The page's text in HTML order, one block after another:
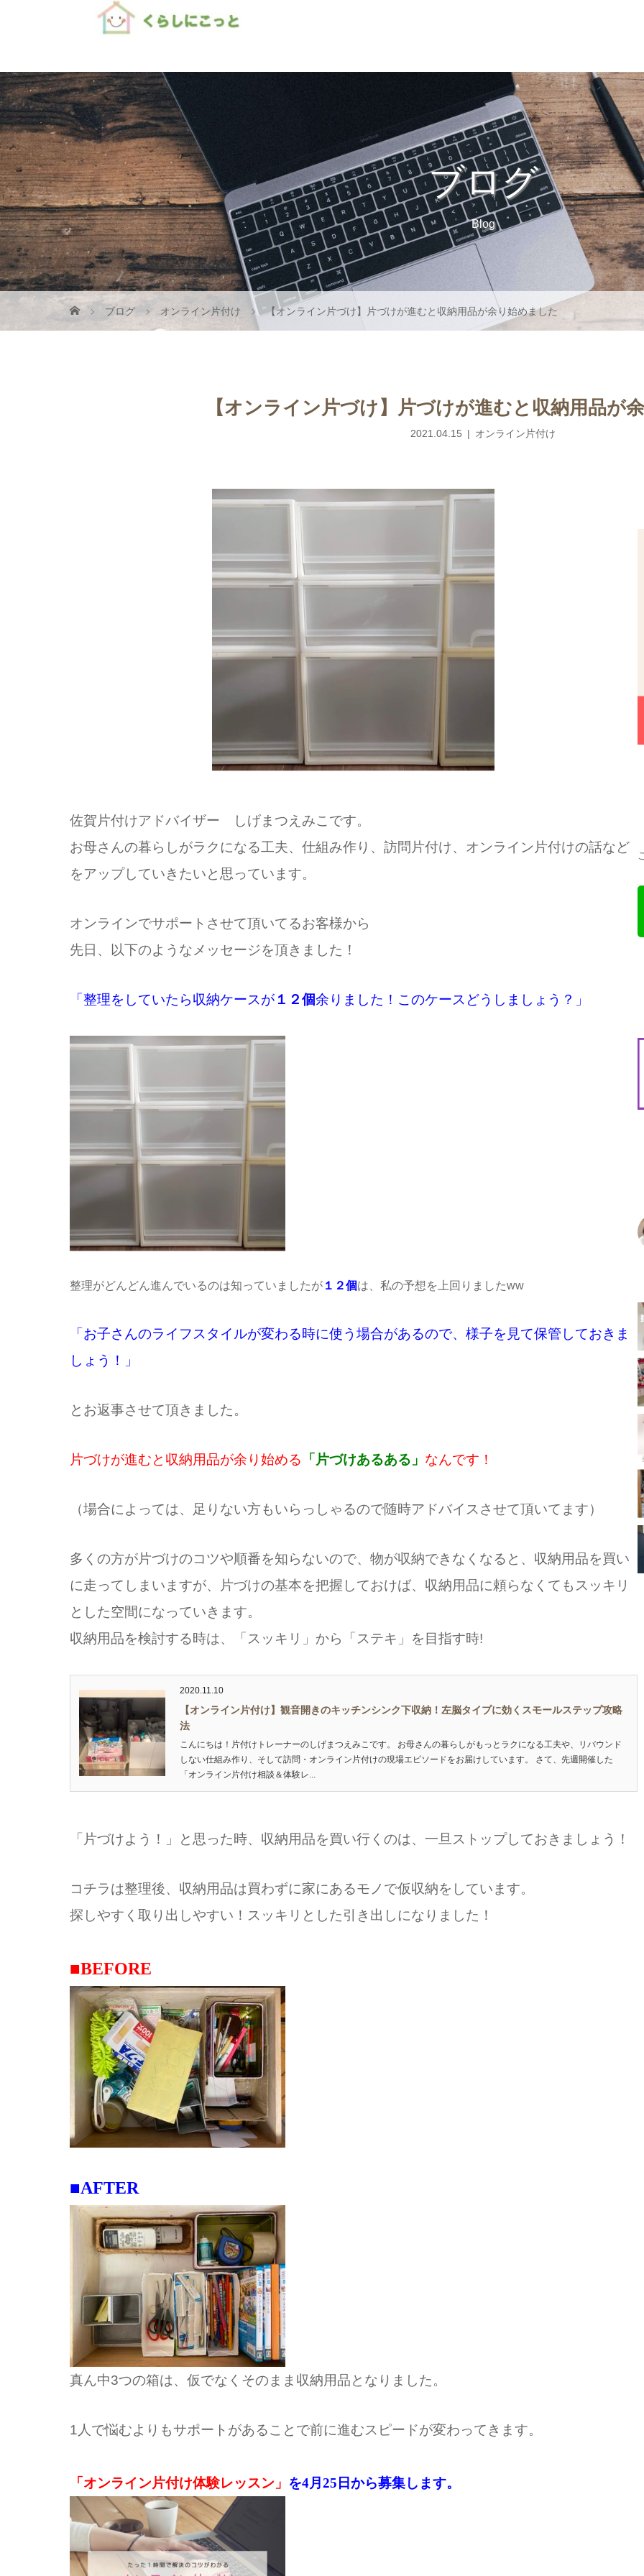
料金 オンライ
ブログ
Blog
ブログ オンライン片付け 【オンライン片づけ】片づけが進むと収納用品が余り始めました
【オンライン片づけ】片づけが進むと収納用品が
2021.04.15 オンライン片付け
佐賀片付けアドバイザー しげまつえみこです。
お母さんの暮らしがラクになる工夫、仕組み作り、訪問片付け、オンライン片付けの話など
をアップしていきたいと思っています。
オンラインでサポートさせて頂いてるお客様から
先日、以下のようなメッセージを頂きました！
「整理をしていたら収納ケースが １２個余りました！このケースどうしましょう？」
整理がどんどん進んでいるのは知っていましたが １２個は、私の予想を上回りましたww
「お子さんのライフスタイルが変わる時に使う場合があるので、様子を見て保管しておきま
しょう！」
とお返事させて頂きました。
片づけが進むと収納用品が余り始める 「片づけあるある」 なんです！
（場合によっては、足りない方もいらっしゃるので随時アドバイスさせて頂いてます）
多くの方が片づけのコツや順番を知らないので、物が収納できなくなると、収納用品を買い
に走ってしまいますが、片づけの基本を把握しておけば、収納用品に頼らなくてもスッキリ
とした空間になっていきます。
収納用品を検討する時は、「スッキリ」から「ステキ」を目指す時!
2020.11.10
【オンライン片付け】観音開きのキッチンシンク下収納！左脳タイプに効くスモールステップ攻略
法
こんにちは！片付けトレーナーのしげまつえみこです。 お母さんの暮らしがもっとラクになる工夫や、リバウンド
しない仕組み作り、そして訪問・オンライン片付けの現場エピソードをお届けしています。 さて、先週開催した
「オンライン片付け相談＆体験レ...
「片づけよう！」と思った時、収納用品を買い行くのは、一旦ストップしておきましょう！
コチラは整理後、収納用品は買わずに家にあるモノで仮収納をしています。
探しやすく取り出しやすい！スッキリとした引き出しになりました！
■BEFORE
■AFTER
真ん中3つの箱は、仮でなくそのまま収納用品となりました。
1人で悩むよりもサポートがあることで前に進むスピードが変わってきます。
「オンライン片付け体験レッスン」 を4月25日から募集します。